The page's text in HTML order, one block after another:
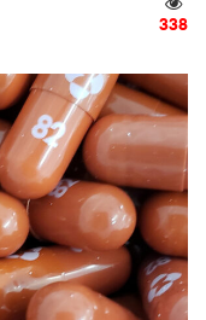
338